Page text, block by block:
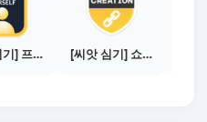
[씨앗 심기] 프로필 사진 등록하기 [씨앗 심기] 쇼핑몰 링크 발급하기 - 제휴몰 10곳